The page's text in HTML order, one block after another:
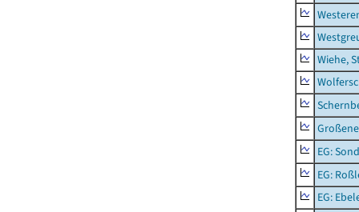
Wiehe,
EG:
EG:
EG: